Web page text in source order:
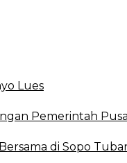
Lues
Pemerintah
di Sopo